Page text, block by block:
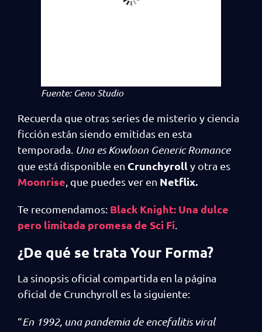
Fuente: Geno Studio
Recuerda que otras series de misterio y ciencia
ficción están siendo emitidas en esta
temporada. Una es Kowloon Generic Romance
que está disponible en Crunchyrolly otra es
Moonrise , que puedes ver en Netflix.
Te recomendamos: Black Knight: Una dulce
pero limitada promesa de Sci Fi
¿De qué se trata Your Forma?
La sinopsis oficial compartida en la página
oficial de Crunchyroll es la siguiente:
“En 1992, una pandemia de encefalitis viral